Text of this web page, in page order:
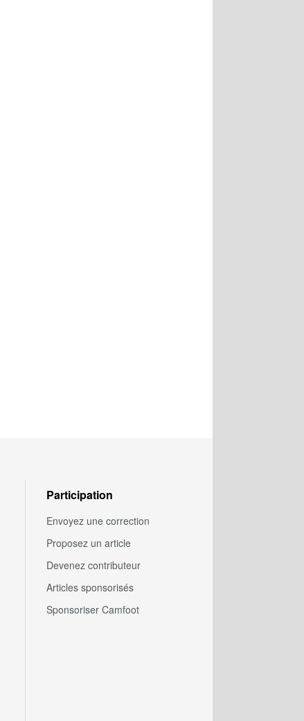
Participation
Envoyez une correction
Proposez un article
Devenez contributeur
Articles sponsorisés
Sponsoriser Camfoot